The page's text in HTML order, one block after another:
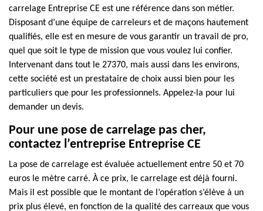
carrelage Entreprise CE est une référence dans son métier.
Disposant d’une équipe de carreleurs et de maçons hautement
qualifiés, elle est en mesure de vous garantir un travail de pro,
quel que soit le type de mission que vous voulez lui confier.
Intervenant dans tout le 27370, mais aussi dans les environs,
cette société est un prestataire de choix aussi bien pour les
particuliers que pour les professionnels. Appelez-la pour lui
demander un devis.
Pour une pose de carrelage pas cher,
contactez l’entreprise Entreprise CE
La pose de carrelage est évaluée actuellement entre 50 et 70
euros le mètre carré. À ce prix, le carrelage est déjà fourni.
Mais il est possible que le montant de l’opération s’élève à un
prix plus élevé, en fonction de la qualité des carreaux que vous